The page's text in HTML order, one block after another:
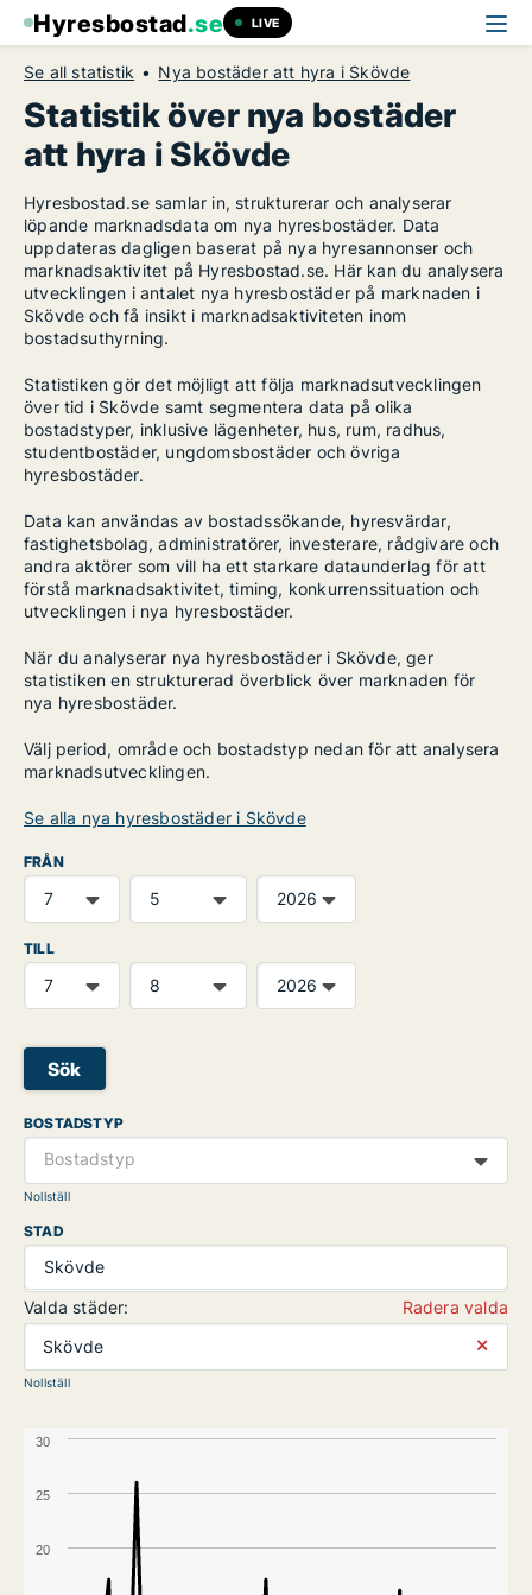
Hyresbostad.se LIVE
Se all statistik Nya bostäder att hyra i Skövde
Statistik över nya bostäder
att hyra i Skövde
Hyresbostad.se samlar in, strukturerar och analyserar
löpande marknadsdata om nya hyresbostäder. Data
uppdateras dagligen baserat på nya hyresannonser och
marknadsaktivitet på Hyresbostad.se. Här kan du analysera
utvecklingen i antalet nya hyresbostäder på marknaden i
Skövde och få insikt i marknadsaktiviteten inom
bostadsuthyrning.
Statistiken gör det möjligt att följa marknadsutvecklingen
över tid i Skövde samt segmentera data på olika
bostadstyper, inklusive lägenheter, hus, rum, radhus,
studentbostäder, ungdomsbostäder och övriga
hyresbostäder.
Data kan användas av bostadssökande, hyresvärdar,
fastighetsbolag, administratörer, investerare, rådgivare och
andra aktörer som vill ha ett starkare dataunderlag för att
förstå marknadsaktivitet, timing, konkurrenssituation och
utvecklingen i nya hyresbostäder.
När du analyserar nya hyresbostäder i Skövde, ger
statistiken en strukturerad överblick över marknaden för
nya hyresbostäder.
Välj period, område och bostadstyp nedan för att analysera
marknadsutvecklingen.
Se alla nya hyresbostäder i Skövde
FRÅN
TILL
Sök
BOSTADSTYP
Bostadstyp
Nollställ
STAD
Skövde
Valda städer:
Radera valda
Skövde
⨯
Nollställ
20
25
30